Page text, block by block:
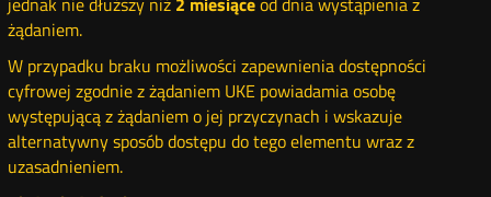
żądaniem.
W przypadku braku możliwości zapewnienia dostępności
cyfrowej zgodnie z żądaniem UKE powiadamia osobę
występującą z żądaniem o jej przyczynach i wskazuje
alternatywny sposób dostępu do tego elementu wraz z
uzasadnieniem.